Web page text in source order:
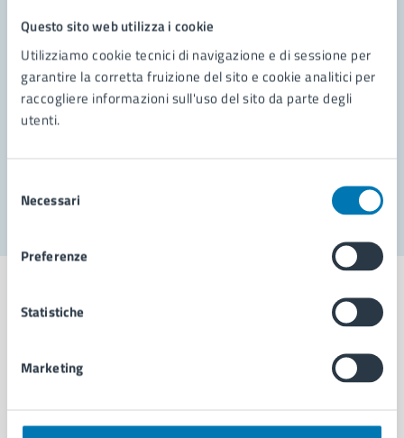
Questo sito web utilizza i cookie
Utilizziamo cookie tecnici di navigazione e di sessione per
garantire la corretta fruizione del sito e cookie analitici per
raccogliere informazioni sull'uso del sito da parte degli
utenti.
delNecessari
Preferenze
Statistiche
Marketing
Leggi le domande frequenti
Richiedi assistenza
Prenota appuntamento